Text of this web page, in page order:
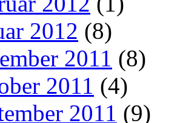
2012 (8)
2011 (8)
2011 (4)
2011 (9)